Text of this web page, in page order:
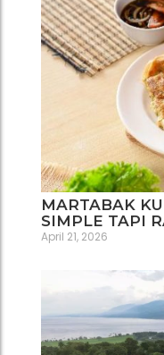
MARTABAK
SIMPLE TAPI
April 21, 2026